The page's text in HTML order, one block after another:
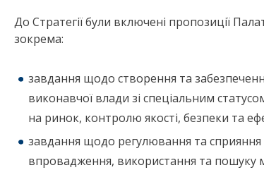
До Стратегії були включені пропозиції
зокрема:
завдання щодо створення та
виконавчої влади зі спеціальним
на ринок, контролю якості, безпеки та
завдання щодо регулювання та сприяння
впровадження, використання та пошуку